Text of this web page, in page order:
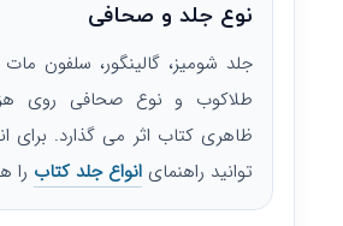
نوع جلد و صحافی
جلد شومیز، گالینگور، سلفون مات
طلاکوب و نوع صحافی روی
ظاهری کتاب اثر می گذارد. برای
توانید راهنمای انواع جلد کتاب را